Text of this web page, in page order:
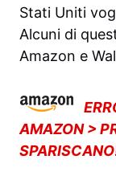
Stati Uniti
Alcuni di
Amazon e
AMAZON >